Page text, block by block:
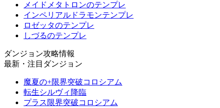
メイドメタトロンのテンプレ
インペリアルドラモンテンプレ
ロゼッタのテンプレ
しづるのテンプレ
ダンジョン攻略情報
最新・注目ダンジョン
魔夏の+限界突破コロシアム
転生シルヴィ降臨
プラス限界突破コロシアム